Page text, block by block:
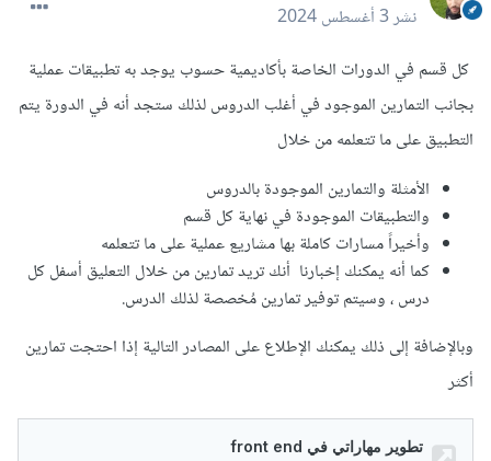
نشر3 أغسطس 2024
كل قسم في الدورات الخاصة بأكاديمية حسوب يوجد به تطبيقات عملية
بجانب التمارين الموجود في أغلب الدروس لذلك ستجد أنه في الدورة يتم
التطبيق على ما تتعلمه من خلال
الأمثلة والتمارين الموجودة بالدروس
والتطبيقات الموجودة في نهاية كل قسم
وأخيراً مسارات كاملة بها مشاريع عملية على ما تتعلمه
كما أنه يمكنك إخبارنا أنك تريد تمارين من خلال التعليق أسفل كل
درس ، وسيتم توفير تمارين مُخصصة لذلك الدرس.
وبالإضافة إلى ذلك يمكنك الإطلاع على المصادر التالية إذا احتجت تمارين
أكثر